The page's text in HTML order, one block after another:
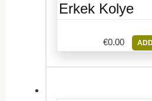
Erkek Kolye
€0.00